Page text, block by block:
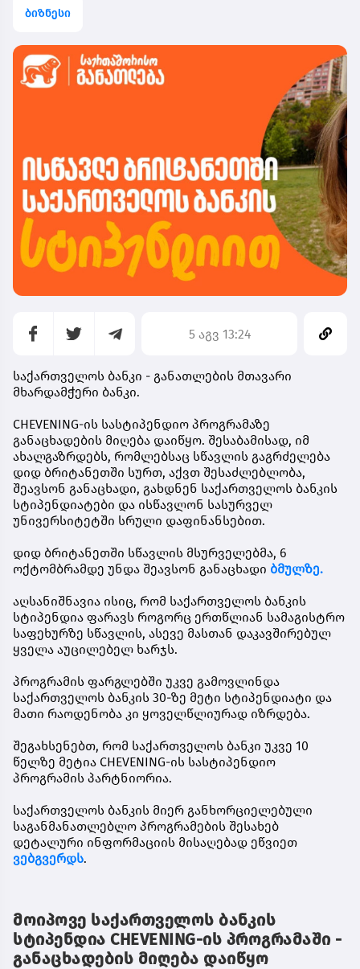
ბიზნესი
5 აგვ 13:24
საქართველოს ბანკი - განათლების მთავარი
მხარდამჭერი ბანკი.
CHEVENING-ის სასტიპენდიო პროგრამაზე
განაცხადების მიღება დაიწყო. შესაბამისად, იმ
ახალგაზრდებს, რომლებსაც სწავლის გაგრძელება
დიდ ბრიტანეთში სურთ, აქვთ შესაძლებლობა,
შეავსონ განაცხადი, გახდნენ საქართველოს ბანკის
სტიპენდიატები და ისწავლონ სასურველ
უნივერსიტეტში სრული დაფინანსებით.
დიდ ბრიტანეთში სწავლის მსურველებმა, 6
ოქტომბრამდე უნდა შეავსონ განაცხადი ბმულზე.
აღსანიშნავია ისიც, რომ საქართველოს ბანკის
სტიპენდია ფარავს როგორც ერთწლიან სამაგისტრო
საფეხურზე სწავლის, ასევე მასთან დაკავშირებულ
ყველა აუცილებელ ხარჯს.
პროგრამის ფარგლებში უკვე გამოვლინდა
საქართველოს ბანკის 30-ზე მეტი სტიპენდიატი და
მათი რაოდენობა კი ყოველწლიურად იზრდება.
შეგახსენებთ, რომ საქართველოს ბანკი უკვე 10
წელზე მეტია CHEVENING-ის სასტიპენდიო
პროგრამის პარტნიორია.
საქართველოს ბანკის მიერ განხორციელებული
საგანმანათლებლო პროგრამების შესახებ
დეტალური ინფორმაციის მისაღებად ეწვიეთ
ვებგვერდს.
მოიპოვე საქართველოს ბანკის
სტიპენდია CHEVENING-ის პროგრამაში -
განაცხადების მიღება დაიწყო